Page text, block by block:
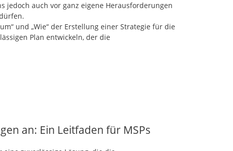
jedoch auch vor ganz eigene Herausforderungen
und „Wie“ der Erstellung einer Strategie für die
Plan entwickeln, der die
an: Ein Leitfaden für MSPs